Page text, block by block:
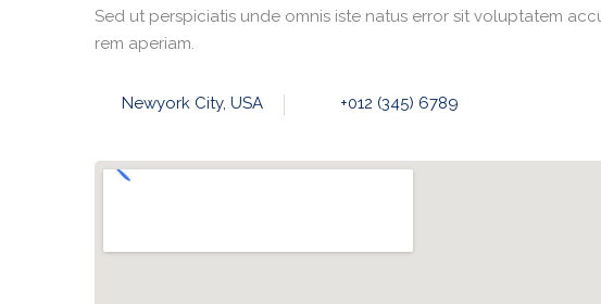
Sed ut perspiciatis unde omnis iste natus error sit voluptatem
rem aperiam.
Newyork City, USA +012 (345) 6789